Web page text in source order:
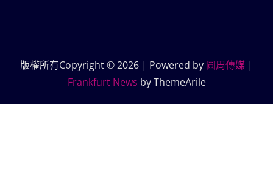
版權所有Copyright © 2026 | Powered by 圓周傳媒 |
Frankfurt News by ThemeArile